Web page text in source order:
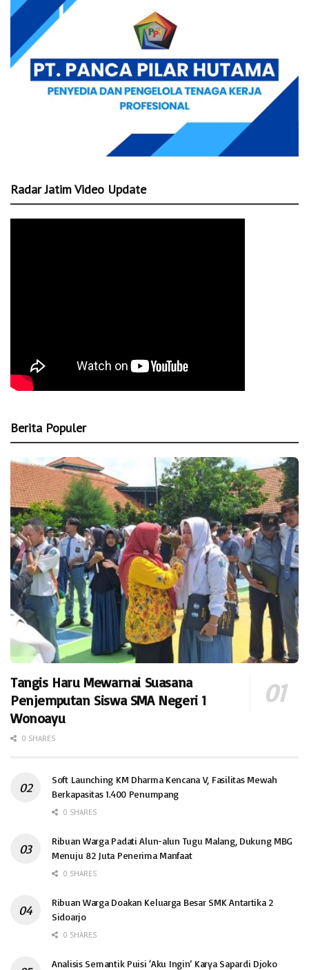
Radar Jatim Video Update
Berita Populer
Tangis Haru Mewarnai Suasana
Penjemputan Siswa SMA Negeri 1
Wonoayu
0 SHARES
Soft Launching KM Dharma Kencana V, Fasilitas Mewah
Berkapasitas 1.400 Penumpang
0 SHARES
Ribuan Warga Padati Alun-alun Tugu Malang, Dukung MBG
Menuju 82 Juta Penerima Manfaat
0 SHARES
Ribuan Warga Doakan Keluarga Besar SMK Antartika 2
Sidoarjo
0 SHARES
Analisis Semantik Puisi ‘Aku Ingin’ Karya Sapardi Djoko